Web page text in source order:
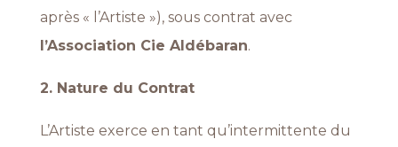
après « l’Artiste »), sous contrat avec
l’Association Cie Aldébaran.
2. Nature du Contrat
L’Artiste exerce en tant qu’intermittente du